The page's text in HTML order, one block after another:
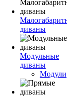
диваны
Модульные
диваны
Модули